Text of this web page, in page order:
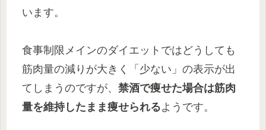
います。
食事制限メインのダイエットではどうしても
筋肉量の減りが大きく「少ない」の表示が出
てしまうのですが、 禁酒で痩せた場合は筋肉
量を維持したまま痩せられるようです。